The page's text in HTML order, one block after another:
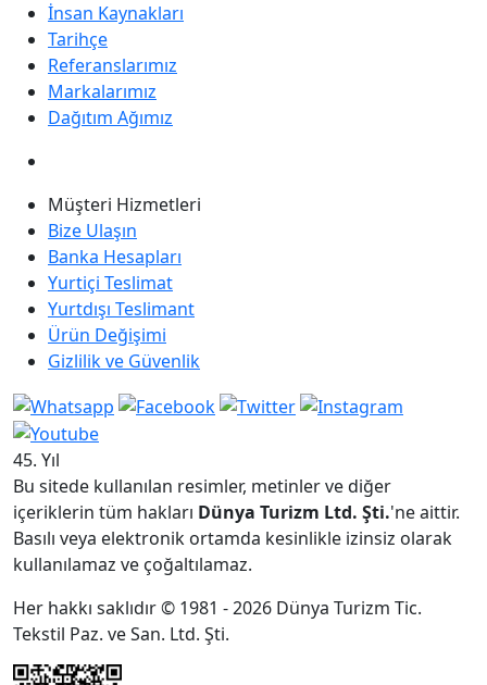
İnsan Kaynakları
Tarihçe
Referanslarımız
Markalarımız
Dağıtım Ağımız
Müşteri Hizmetleri
Bize Ulaşın
Banka Hesapları
Yurtiçi Teslimat
Yurtdışı Teslimant
Ürün Değişimi
Gizlilik ve Güvenlik
45. Yıl
Bu sitede kullanılan resimler, metinler ve diğer
içeriklerin tüm hakları Dünya Turizm Ltd. Şti.'ne aittir.
Basılı veya elektronik ortamda kesinlikle izinsiz olarak
kullanılamaz ve çoğaltılamaz.
Her hakkı saklıdır © 1981 - 2026 Dünya Turizm Tic.
Tekstil Paz. ve San. Ltd. Şti.